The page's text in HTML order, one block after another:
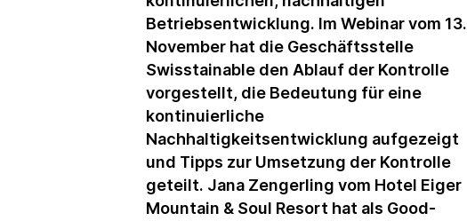
Betriebsentwicklung. Im Webinar vom 13.
November hat die Geschäftsstelle
Swisstainable den Ablauf der Kontrolle
vorgestellt, die Bedeutung für eine
kontinuierliche
Nachhaltigkeitsentwicklung aufgezeigt
und Tipps zur Umsetzung der Kontrolle
geteilt. Jana Zengerling vom Hotel Eiger
Mountain & Soul Resort hat als Good-